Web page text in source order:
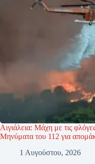
Αιγιάλεια: Μάχη με τις
Μηνύματα του 112 για
1 Αυγούστου, 2026